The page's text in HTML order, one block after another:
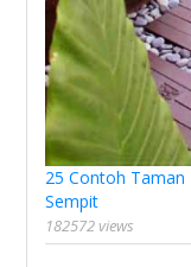
25 Contoh Taman
Sempit
182572 views